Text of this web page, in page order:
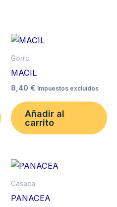
Este
producto
variantes.
opciones
elegir
página
Gorro
MACIL
8,40 € Impuestos excluídos
Añadir al
carrito
Este
producto
Casaca
PANACEA